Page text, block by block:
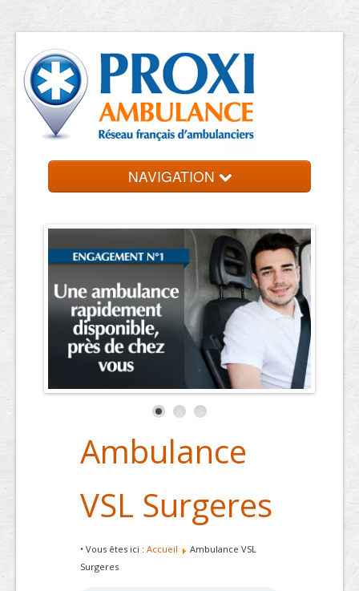
NAVIGATION
Trouvez votre ambulancier
Ambulance
VSL Surgeres
• Vous êtes ici : Accueil
Ambulance VSL
Surgeres